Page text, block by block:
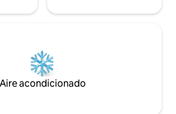
Aire acondicionado